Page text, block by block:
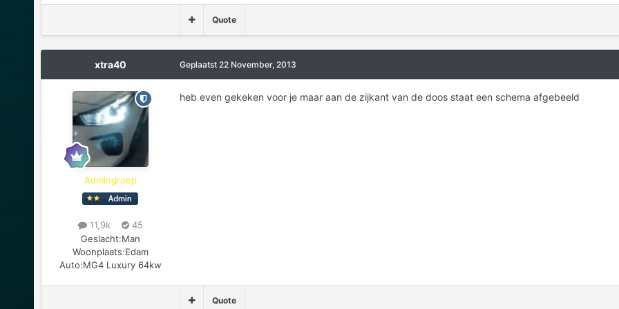
Quote
xtra40
Admingroep
11,9k
45
Geslacht:Man
Woonplaats:Edam
Auto:MG4 Luxury 64kw
Geplaatst 22 November, 2013
heb even gekeken voor je maar aan de zijkant van de doos staat een schema afgebeeld
Quote